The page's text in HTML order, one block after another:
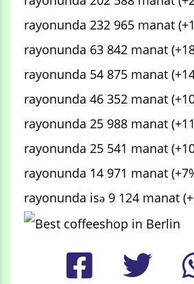
rayonunda 232 965 manat
rayonunda 63 842 manat
rayonunda 54 875 manat
rayonunda 46 352 manat
rayonunda 25 988 manat
rayonunda 25 541 manat
rayonunda 14 971 manat
rayonunda isə 9 124 manat